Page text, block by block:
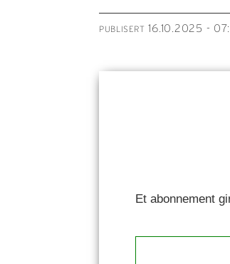
PUBLISERT 16.10.2025 -
Et abonnement